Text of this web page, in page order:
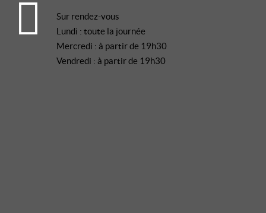
Sur rendez-vous
Lundi : toute la journée
Mercredi : à partir de 19h30
Vendredi : à partir de 19h30